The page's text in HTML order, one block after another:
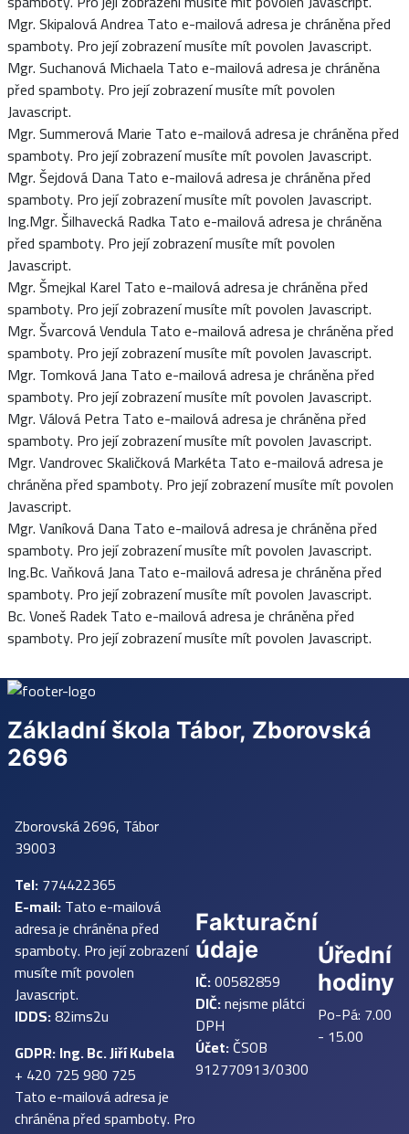
Mgr. Skipalová AndreaTato e-mailová adresa je chráněna před
spamboty. Pro její zobrazení musíte mít povolen Javascript.
Mgr. Suchanová MichaelaTato e-mailová adresa je chráněna
před spamboty. Pro její zobrazení musíte mít povolen
Javascript.
Mgr. Summerová Marie Tato e-mailová adresa je chráněna před
spamboty. Pro její zobrazení musíte mít povolen Javascript.
Mgr. Šejdová DanaTato e-mailová adresa je chráněna před
spamboty. Pro její zobrazení musíte mít povolen Javascript.
Ing.Mgr. Šilhavecká RadkaTato e-mailová adresa je chráněna
před spamboty. Pro její zobrazení musíte mít povolen
Javascript.
Mgr. Šmejkal Karel Tato e-mailová adresa je chráněna před
spamboty. Pro její zobrazení musíte mít povolen Javascript.
Mgr. Švarcová VendulaTato e-mailová adresa je chráněna před
spamboty. Pro její zobrazení musíte mít povolen Javascript.
Mgr. Tomková JanaTato e-mailová adresa je chráněna před
spamboty. Pro její zobrazení musíte mít povolen Javascript.
Mgr. Válová PetraTato e-mailová adresa je chráněna před
spamboty. Pro její zobrazení musíte mít povolen Javascript.
Mgr. Vandrovec Skaličková MarkétaTato e-mailová adresa je
chráněna před spamboty. Pro její zobrazení musíte mít povolen
Javascript.
Mgr. Vaníková DanaTato e-mailová adresa je chráněna před
spamboty. Pro její zobrazení musíte mít povolen Javascript.
Ing.Bc. Vaňková JanaTato e-mailová adresa je chráněna před
spamboty. Pro její zobrazení musíte mít povolen Javascript.
Bc. Voneš RadekTato e-mailová adresa je chráněna před
spamboty. Pro její zobrazení musíte mít povolen Javascript.
Základní škola Tábor, Zborovská
2696
Zborovská 2696, Tábor
39003
Tel:774422365
E-mail:Tato e-mailová
adresa je chráněna před
spamboty. Pro její zobrazení
musíte mít povolen
Javascript.
IDDS:82ims2u
GDPR:Ing. Bc. Jiří Kubela
+ 420 725 980 725
Tato e-mailová adresa je
chráněna před spamboty. Pro
Fakturační
údaje
IČ:00582859
DIČ:nejsme plátci
DPH
Účet:ČSOB
912770913/0300
Úřední
hodiny
Po-Pá: 7.00
- 15.00